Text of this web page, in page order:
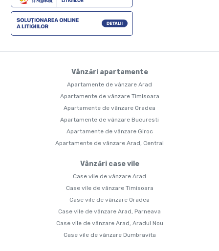
Vânzări apartamente
Apartamente de vânzare Arad
Apartamente de vânzare Timisoara
Apartamente de vânzare Oradea
Apartamente de vânzare Bucuresti
Apartamente de vânzare Giroc
Apartamente de vânzare Arad, Central
Vânzări case vile
Case vile de vânzare Arad
Case vile de vânzare Timisoara
Case vile de vânzare Oradea
Case vile de vânzare Arad, Parneava
Case vile de vânzare Arad, Aradul Nou
Case vile de vânzare Dumbravita